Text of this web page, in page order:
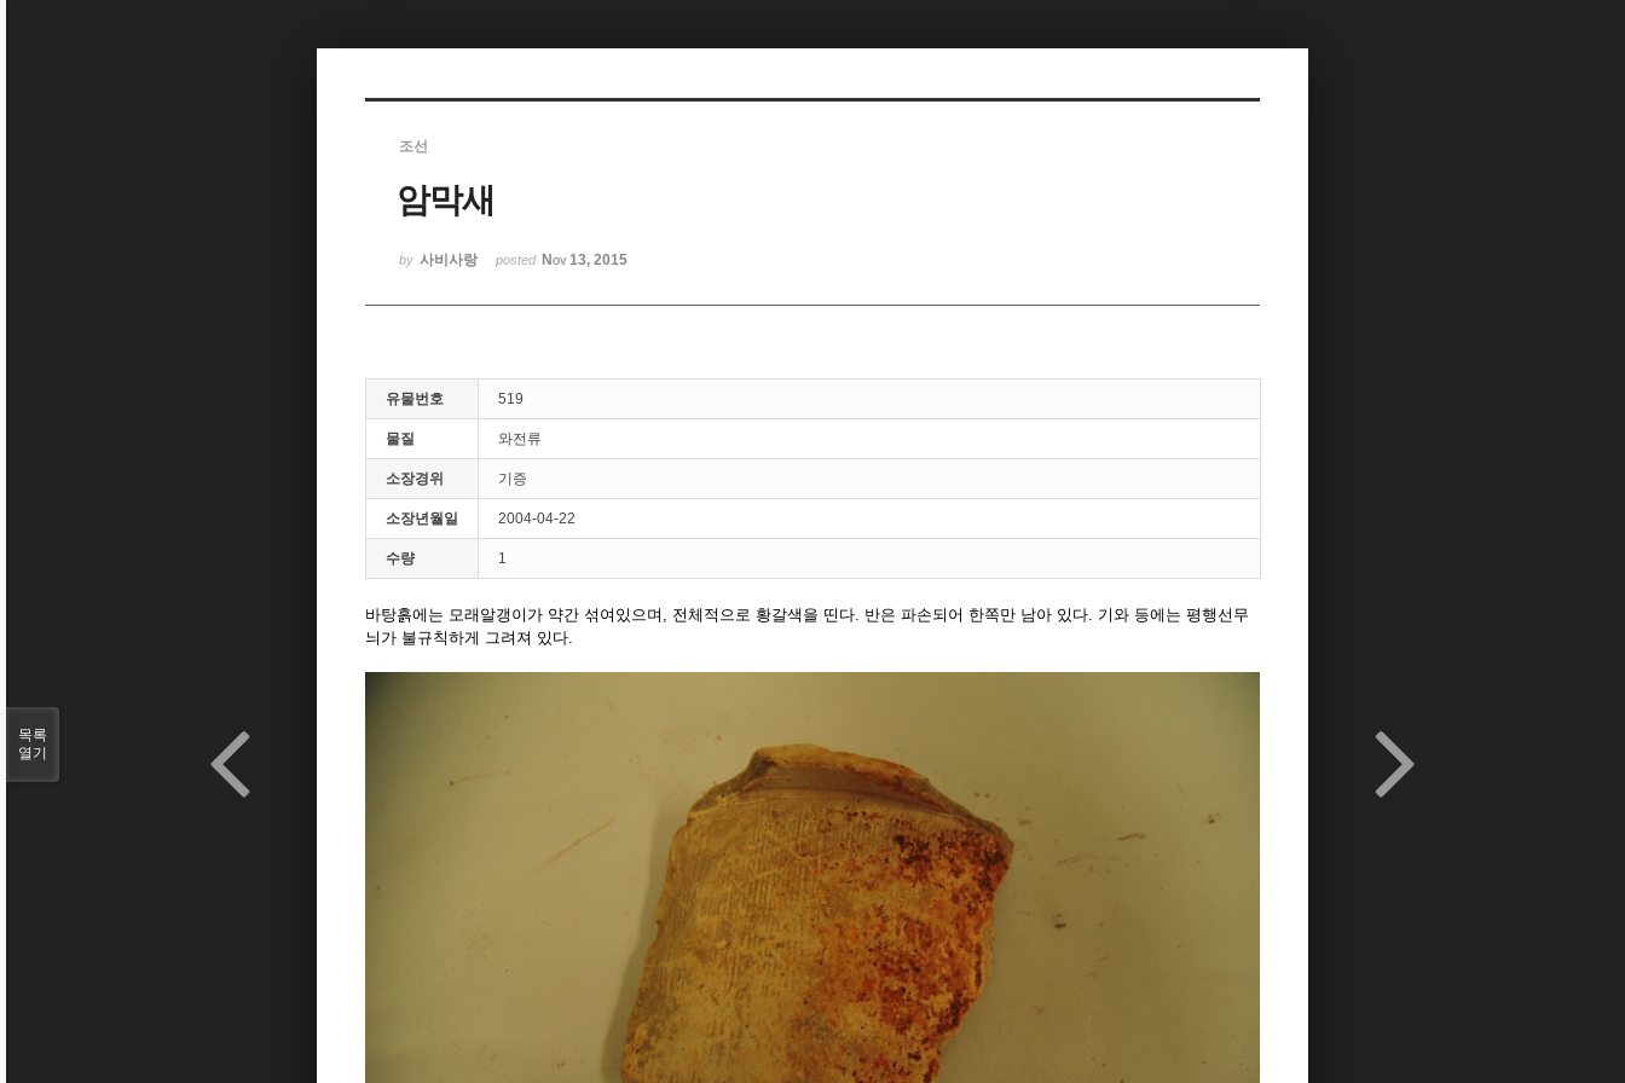
조선
암막새
by 사비사랑 posted Nov 13, 2015
유물번호 519
물질 와전류
소장경위 기증
소장년월일 2004-04-22
수량 1
바탕흙에는 모래알갱이가 약간 섞여있으며, 전체적으로 황갈색을 띤다. 반은 파손되어 한쪽만 남아 있다. 기와 등에는 평행선무
늬가 불규칙하게 그려져 있다.
목록
열기
Sketchbook5, 스케치북5
Sketchbook5, 스케치북5